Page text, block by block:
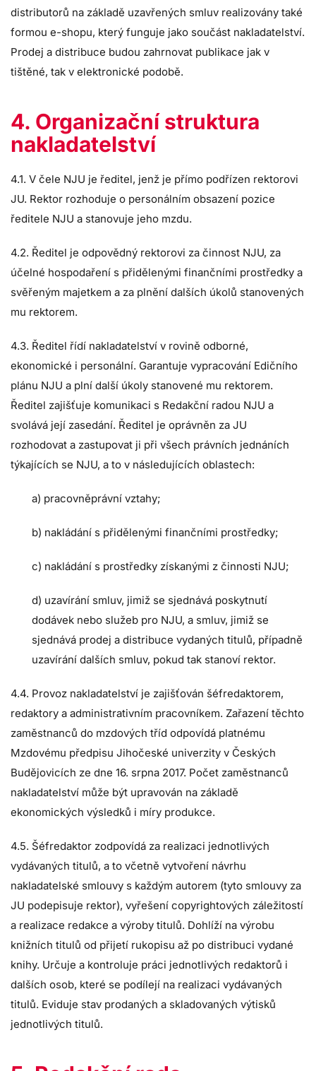
distributorů na základě uzavřených smluv realizovány také
formou e-shopu, který funguje jako součást nakladatelství.
Prodej a distribuce budou zahrnovat publikace jak v
tištěné, tak v elektronické podobě.
4. Organizační struktura
nakladatelství
4.1. V čele NJU je ředitel, jenž je přímo podřízen rektorovi
JU. Rektor rozhoduje o personálním obsazení pozice
ředitele NJU a stanovuje jeho mzdu.
4.2. Ředitel je odpovědný rektorovi za činnost NJU, za
účelné hospodaření s přidělenými finančními prostředky a
svěřeným majetkem a za plnění dalších úkolů stanovených
mu rektorem.
4.3. Ředitel řídí nakladatelství v rovině odborné,
ekonomické i personální. Garantuje vypracování Edičního
plánu NJU a plní další úkoly stanovené mu rektorem.
Ředitel zajišťuje komunikaci s Redakční radou NJU a
svolává její zasedání. Ředitel je oprávněn za JU
rozhodovat a zastupovat ji při všech právních jednáních
týkajících se NJU, a to v následujících oblastech:
a) pracovněprávní vztahy;
b) nakládání s přidělenými finančními prostředky;
c) nakládání s prostředky získanými z činnosti NJU;
d) uzavírání smluv, jimiž se sjednává poskytnutí
dodávek nebo služeb pro NJU, a smluv, jimiž se
sjednává prodej a distribuce vydaných titulů, případně
uzavírání dalších smluv, pokud tak stanoví rektor.
4.4. Provoz nakladatelství je zajišťován šéfredaktorem,
redaktory a administrativním pracovníkem. Zařazení těchto
zaměstnanců do mzdových tříd odpovídá platnému
Mzdovému předpisu Jihočeské univerzity v Českých
Budějovicích ze dne 16. srpna 2017. Počet zaměstnanců
nakladatelství může být upravován na základě
ekonomických výsledků i míry produkce.
4.5. Šéfredaktor zodpovídá za realizaci jednotlivých
vydávaných titulů, a to včetně vytvoření návrhu
nakladatelské smlouvy s každým autorem (tyto smlouvy za
JU podepisuje rektor), vyřešení copyrightových záležitostí
a realizace redakce a výroby titulů. Dohlíží na výrobu
knižních titulů od přijetí rukopisu až po distribuci vydané
knihy. Určuje a kontroluje práci jednotlivých redaktorů i
dalších osob, které se podílejí na realizaci vydávaných
titulů. Eviduje stav prodaných a skladovaných výtisků
jednotlivých titulů.